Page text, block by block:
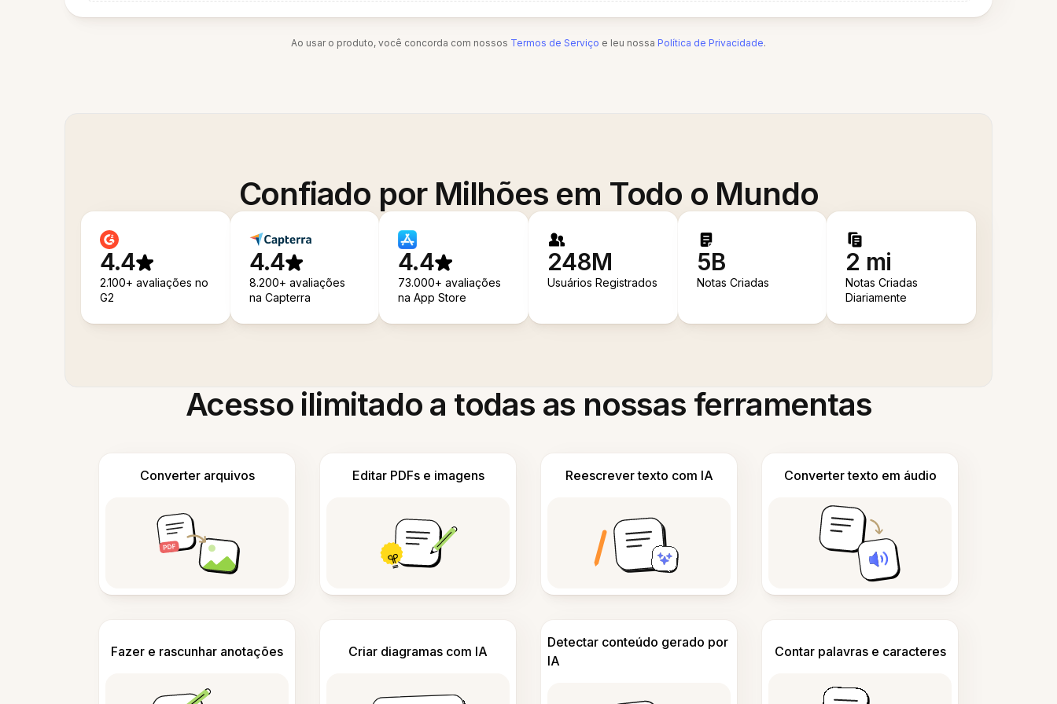
Ao usar o produto, você concorda com nossos Termos de Serviço e leu nossa Política de Privacidade.
Confiado por Milhões em Todo o Mundo
4.4
2.100+ avaliações no
G2
4.4
8.200+ avaliações
na Capterra
4.4
73.000+ avaliações
na App Store
248M
Usuários Registrados
5B
Notas Criadas
2 mi
Notas Criadas
Diariamente
Acesso ilimitado a todas as nossas ferramentas
Converter arquivos Editar PDFs e imagens Reescrever texto com IA Converter texto em áudio
Fazer e rascunhar anotações Criar diagramas com IA
Detectar conteúdo gerado por
IA
Contar palavras e caracteres